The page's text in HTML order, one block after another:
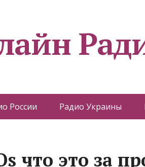
России Радио Украины
что это за